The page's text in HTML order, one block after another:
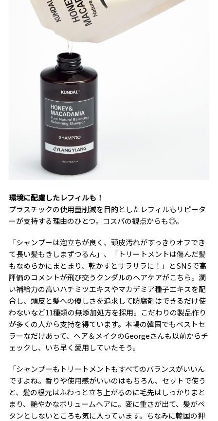
環境に配慮したレフィルも！
プラスチックの使用量削減を目的としたレフィルもリピータ
ーが支持する理由のひとつ。コスパの観点からも◎。
「シャンプーは泡立ちが良く、頭皮汚れがすっきりオフでき
て長い髪もきしまずつるん」、「トリートメントは傷んだ髪
もなめらかにまとまり、乾かすとサラサラに！」とSNSで高
評価のコメントが飛び交うクンダルのヘアケアがこちら。潤
い補給力の高いハチミツエキスやマカデミア種子エキスを配
合し、頭皮と髪への優しさを追求して防腐剤はできるだけ使
わないなど11種類の無添加処方を採用。こだわりの製品作り
が多くの人から支持を得ています。本場の韓国でもベストセ
ラーなだけあって、ヘア＆メイクのGeorgeさんも以前からチ
ェックし、いち早く愛用していたそう。
「シャンプーもトリートメントもすべてのバランスがいいん
ですよね。香りや使用感がいいのはもちろん、セットで使う
と、髪の根元はふわっと立ち上がるのに毛先はしっかりまと
まり、艶やかなボリュームヘアに。変に重さが出て、髪がペ
タンとしないところも気に入っています。ちなみに韓国の狎